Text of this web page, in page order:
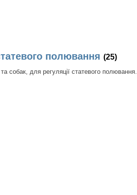
полювання (25)
собак, для регуляції статевого полювання.